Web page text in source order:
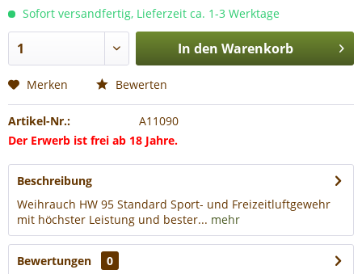
Sofort versandfertig, Lieferzeit ca. 1-3 Werktage
In den Warenkorb
Merken Bewerten
Artikel-Nr.:
A11090
Der Erwerb ist frei ab 18 Jahre.
Beschreibung
Weihrauch HW 95 Standard Sport- und Freizeitluftgewehr
mit höchster Leistung und bester... mehr
Bewertungen 0